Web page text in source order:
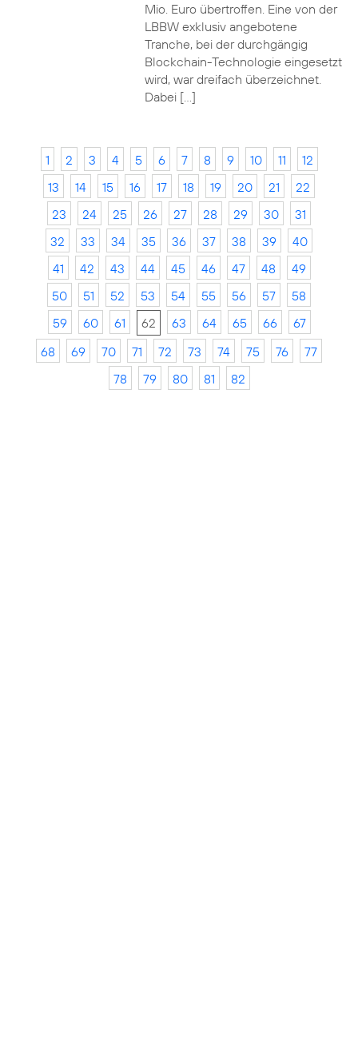
Mio. Euro übertroffen. Eine von der
LBBW exklusiv angebotene
Tranche, bei der durchgängig
Blockchain-Technologie eingesetzt
wird, war dreifach überzeichnet.
Dabei […]
1 2 3 4 5 6 7 8 9 10 11
12
13
14 15 16 17 18 19 20 21
22
23
24 25 26 27 28 29 30
31
32
33 34 35 36 37 38 39
40
41
42 43 44 45 46 47 48
49
50
51 52 53 54 55 56 57
58
59
60 61 62 63 64 65 66
67
68
69 70 71 72 73 74 75 76
77
78
79 80 81 82